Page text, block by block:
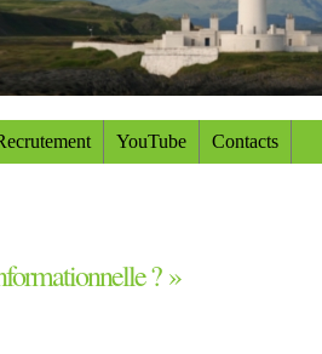
YouTube Contacts
? »